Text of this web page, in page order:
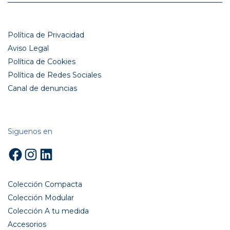
Política de Privacidad
Aviso Legal
Política de Cookies
Política de Redes Sociales
Canal de denuncias
Siguenos en
Facebook
Instagram
LinkedIn
Colección Compacta
Colección Modular
Colección A tu medida
Accesorios